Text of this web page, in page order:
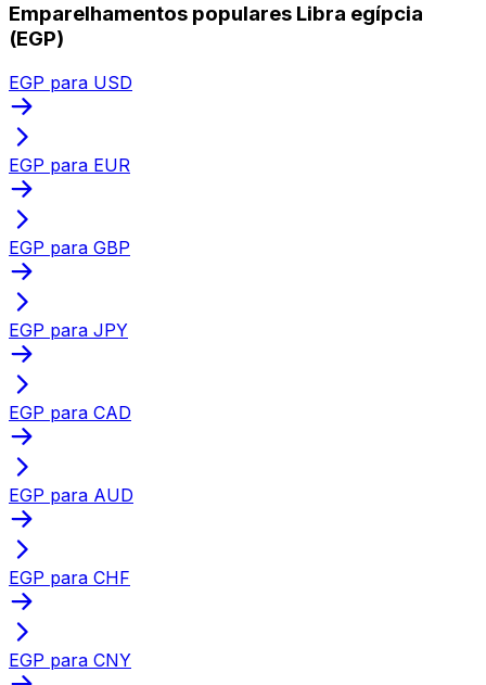
Emparelhamentos populares Libra egípcia
(EGP)
EGP para USD
EGP para EUR
EGP para GBP
EGP para JPY
EGP para CAD
EGP para AUD
EGP para CHF
EGP para CNY